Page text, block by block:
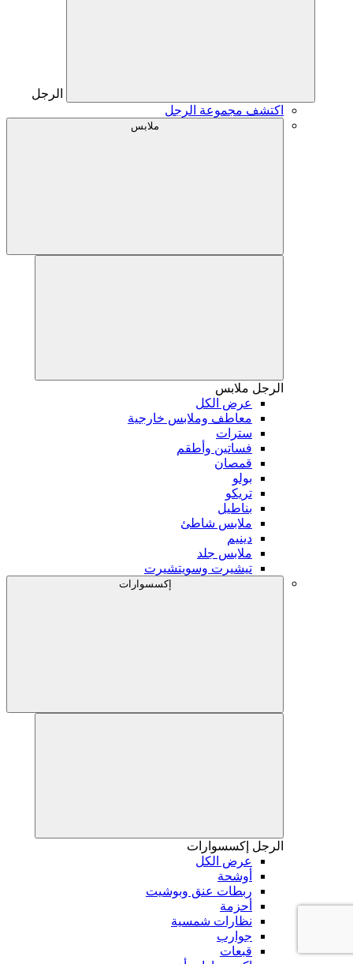
الرجل
اكتشف مجموعة الرجل
ملابس
الرجل ملابس
عرض الكل
معاطف وملابس خارجية
سترات
فساتين وأطقم
قمصان
بولو
تريكو
بناطيل
ملابس شاطئ
دينيم
ملابس جلد
تيشيرت وسويتشيرت
إكسسوارات
الرجل إكسسوارات
عرض الكل
أوشحة
ربطات عنق وبوشيت
أحزمة
نظارات شمسية
جوارب
قبعات